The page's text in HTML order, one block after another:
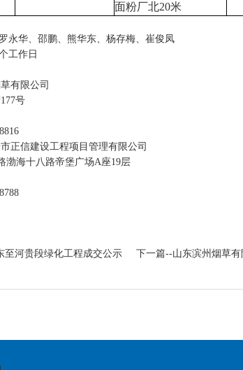
面粉厂北20米
永华、邵鹏、熊华东、杨存梅、崔俊凤
工作日
有限公司
177号
正信建设工程项目管理有限公司
渤海十八路帝堡广场A座19层
至河贵段绿化工程成交公示 下一篇--山东滨州烟草